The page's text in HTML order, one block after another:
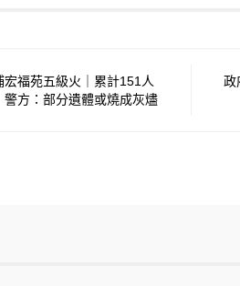
宏福苑五級火｜累計151人
方：部分遺體或燒成灰燼
政